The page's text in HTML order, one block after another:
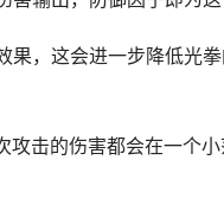
果，这会进一步降低光
攻击的伤害都会在一个